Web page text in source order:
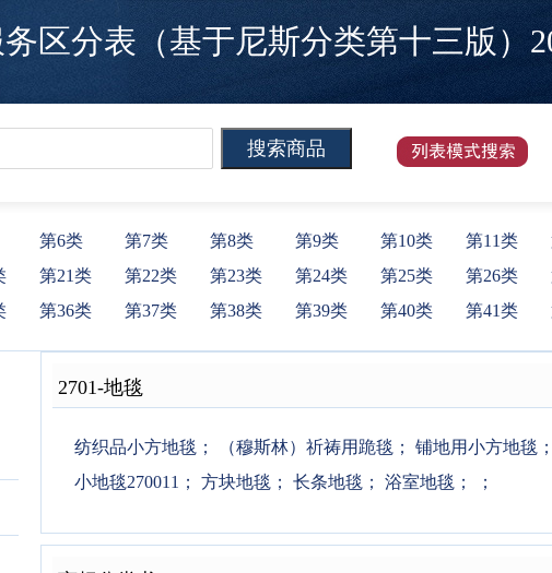
分表（基于尼斯分类第十三版）
第6类 第7类 第8类 第9类 第10类 第11类
第21类 第22类 第23类 第24类 第25类 第26类
第36类 第37类 第38类 第39类 第40类 第41类
2701-地毯
纺织品小方地毯 ； （穆斯林）祈祷用跪毯 ； 铺地用小方地毯 ；
小地毯270011 ； 方块地毯 ； 长条地毯 ； 浴室地毯 ； ；